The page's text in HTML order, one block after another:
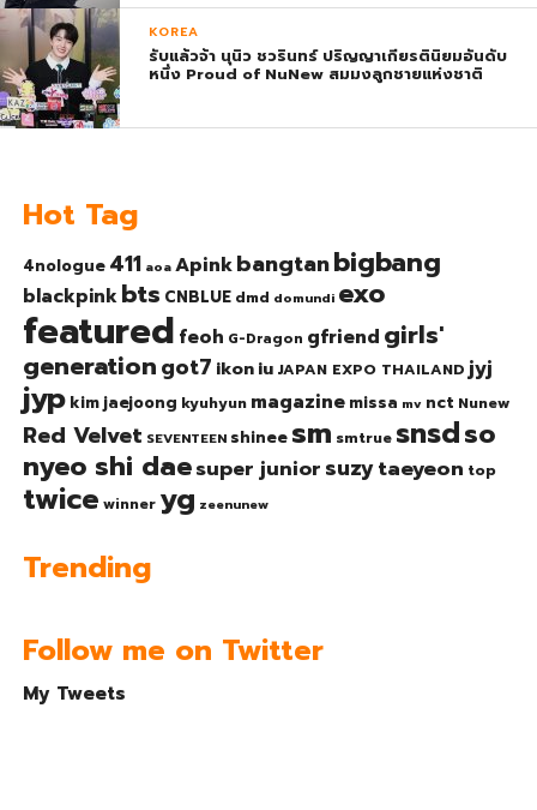
KOREA
รับแล้วจ้า นุนิว ชวรินทร์ ปริญญาเกียรตินิยมอันดับ
หนึ่ง Proud of NuNew สมมงลูกชายแห่งชาติ
Hot Tag
4nologue 411 aoa Apinkbangtanbigbang
blackpinkbts CNBLUE dmd domundi exo
featured feoh G-Dragon gfriend girls'
generationgot7 ikoniu JAPAN EXPO THAILAND jyj
jyp kim jaejoong kyuhyun magazine missa mv nct Nunew
Red Velvet SEVENTEEN shinee sm smtrue snsdso
nyeo shi daesuper junior suzytaeyeon top
twice winner yg zeenunew
Trending
Follow me on Twitter
My Tweets